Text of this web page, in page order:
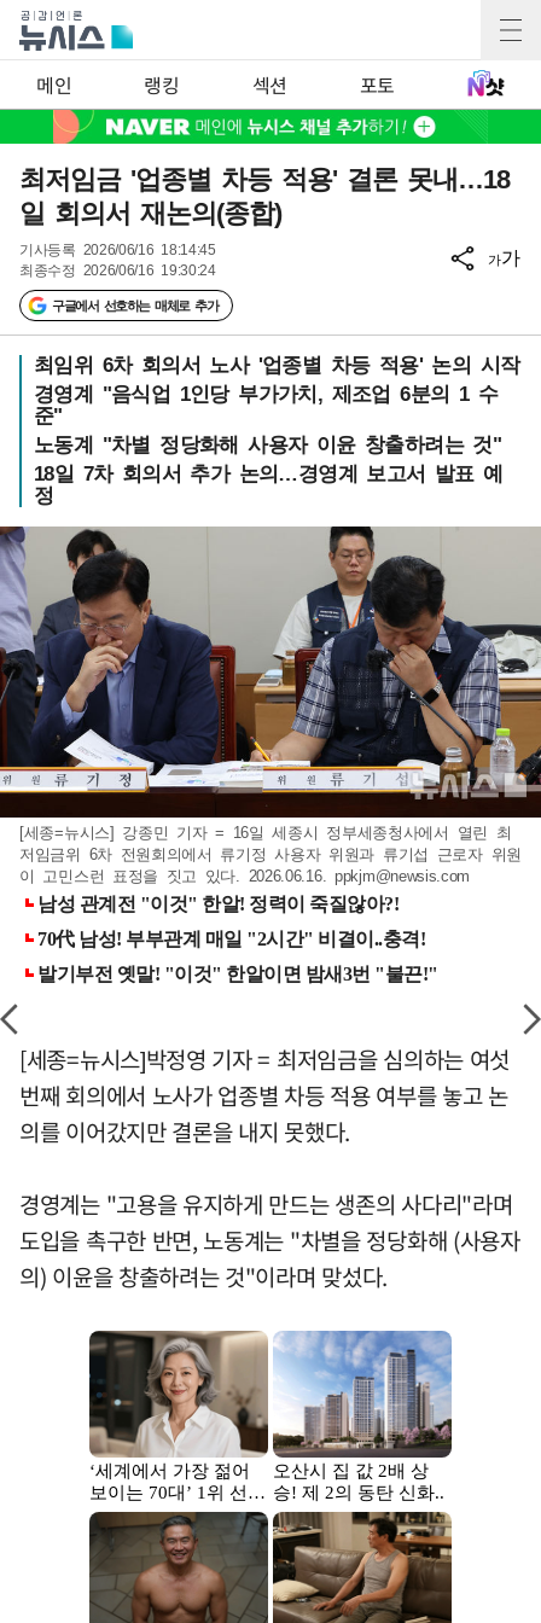
메인 랭킹 섹션 포토
최저임금 '업종별 차등 적용' 결론 못내…18
일 회의서 재논의(종합)
기사등록 2026/06/16 18:14:45
최종수정 2026/06/16 19:30:24
구글에서 선호하는 매체로 추가
가가
최임위 6차 회의서 노사 '업종별 차등 적용' 논의 시작
경영계 "음식업 1인당 부가가치, 제조업 6분의 1 수
준"
노동계 "차별 정당화해 사용자 이윤 창출하려는 것"
18일 7차 회의서 추가 논의…경영계 보고서 발표 예
정
[세종=뉴시스] 강종민 기자 = 16일 세종시 정부세종청사에서 열린 최
저임금위 6차 전원회의에서 류기정 사용자 위원과 류기섭 근로자 위원
이 고민스런 표정을 짓고 있다. 2026.06.16. ppkjm@newsis.com
[세종=뉴시스]박정영 기자 = 최저임금을 심의하는 여섯
번째 회의에서 노사가 업종별 차등 적용 여부를 놓고 논
의를 이어갔지만 결론을 내지 못했다.
경영계는 "고용을 유지하게 만드는 생존의 사다리"라며
도입을 촉구한 반면, 노동계는 "차별을 정당화해 (사용자
의) 이윤을 창출하려는 것"이라며 맞섰다.